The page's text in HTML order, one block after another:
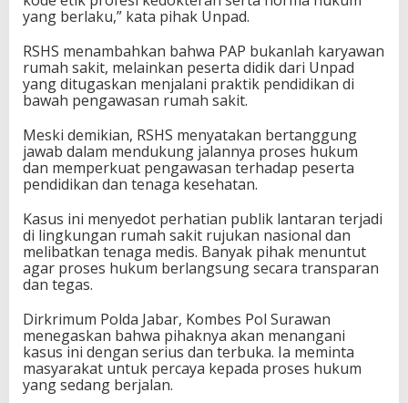
yang berlaku,” kata pihak Unpad.
RSHS menambahkan bahwa PAP bukanlah karyawan
rumah sakit, melainkan peserta didik dari Unpad
yang ditugaskan menjalani praktik pendidikan di
bawah pengawasan rumah sakit.
Meski demikian, RSHS menyatakan bertanggung
jawab dalam mendukung jalannya proses hukum
dan memperkuat pengawasan terhadap peserta
pendidikan dan tenaga kesehatan.
Kasus ini menyedot perhatian publik lantaran terjadi
di lingkungan rumah sakit rujukan nasional dan
melibatkan tenaga medis. Banyak pihak menuntut
agar proses hukum berlangsung secara transparan
dan tegas.
Dirkrimum Polda Jabar, Kombes Pol Surawan
menegaskan bahwa pihaknya akan menangani
kasus ini dengan serius dan terbuka. Ia meminta
masyarakat untuk percaya kepada proses hukum
yang sedang berjalan.